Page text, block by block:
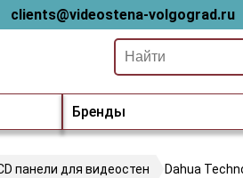
clients@videostena-volgograd.ru
Бренды
панели для видеостен Dahua